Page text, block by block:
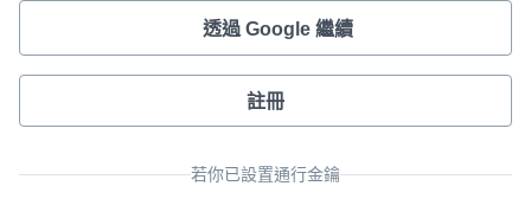
透過 Google 繼續
註冊
若你已設置通行金鑰